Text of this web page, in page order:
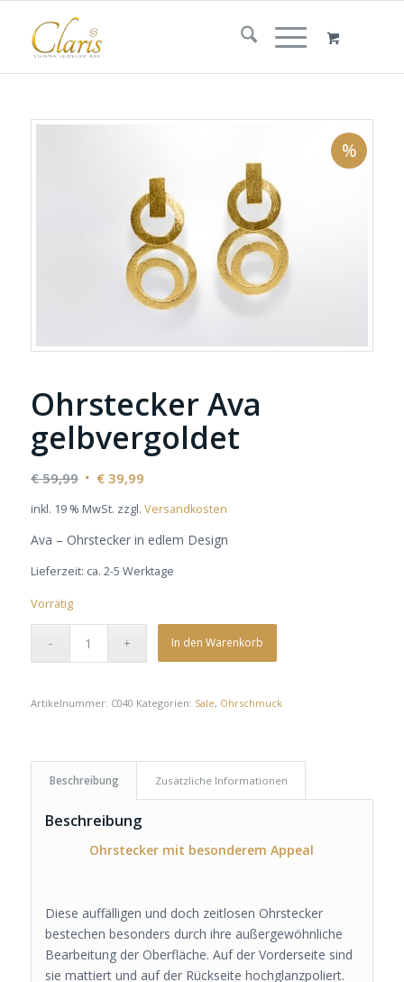
%
Ohrstecker Ava
gelbvergoldet
€59,99 Ursprünglicher
€ 59,99
€39,99Aktueller
€ 39,99.
inkl. 19 % MwSt. zzgl. Versandkosten
Ava – Ohrstecker in edlem Design
Lieferzeit: ca. 2-5 Werktage
Vorrätig
In den Warenkorb
Artikelnummer: C040 Kategorien: Sale, Ohrschmuck
Beschreibung Zusätzliche Informationen
Beschreibung
Ohrstecker mit besonderem Appeal
Diese auffälligen und doch zeitlosen Ohrstecker
bestechen besonders durch ihre außergewöhnliche
Bearbeitung der Oberfläche. Auf der Vorderseite sind
sie mattiert und auf der Rückseite hochglanzpoliert.